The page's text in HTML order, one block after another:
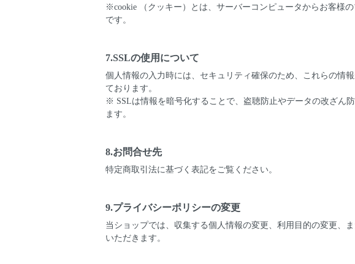
※cookie （クッキー）とは、サーバーコンピュータからお客様
です。
7.SSLの使用について
個人情報の入力時には、セキュリティ確保のため、これらの情
ております。
※ SSLは情報を暗号化することで、盗聴防止やデータの改ざん
ます。
8.お問合せ先
特定商取引法に基づく表記をご覧ください。
9.プライバシーポリシーの変更
当ショップでは、収集する個人情報の変更、利用目的の変更、
いただきます。